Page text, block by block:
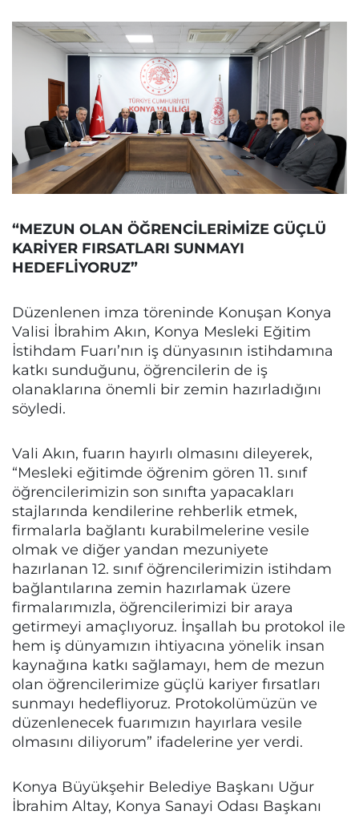
“MEZUN OLAN ÖĞRENCİLERİMİZE GÜÇLÜ
KARİYER FIRSATLARI SUNMAYI
HEDEFLİYORUZ”
Düzenlenen imza töreninde Konuşan Konya
Valisi İbrahim Akın, Konya Mesleki Eğitim
İstihdam Fuarı’nın iş dünyasının istihdamına
katkı sunduğunu, öğrencilerin de iş
olanaklarına önemli bir zemin hazırladığını
söyledi.
Vali Akın, fuarın hayırlı olmasını dileyerek,
“Mesleki eğitimde öğrenim gören 11. sınıf
öğrencilerimizin son sınıfta yapacakları
stajlarında kendilerine rehberlik etmek,
firmalarla bağlantı kurabilmelerine vesile
olmak ve diğer yandan mezuniyete
hazırlanan 12. sınıf öğrencilerimizin istihdam
bağlantılarına zemin hazırlamak üzere
firmalarımızla, öğrencilerimizi bir araya
getirmeyi amaçlıyoruz. İnşallah bu protokol ile
hem iş dünyamızın ihtiyacına yönelik insan
kaynağına katkı sağlamayı, hem de mezun
olan öğrencilerimize güçlü kariyer fırsatları
sunmayı hedefliyoruz. Protokolümüzün ve
düzenlenecek fuarımızın hayırlara vesile
olmasını diliyorum” ifadelerine yer verdi.
Konya Büyükşehir Belediye Başkanı Uğur
İbrahim Altay, Konya Sanayi Odası Başkanı